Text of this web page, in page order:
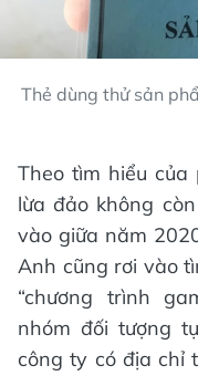
Thẻ dùng thử sản
Theo tìm hiểu
lừa đảo không
vào giữa năm
Anh cũng rơi vào
“chương trình
nhóm đối tượng
công ty có địa chỉ